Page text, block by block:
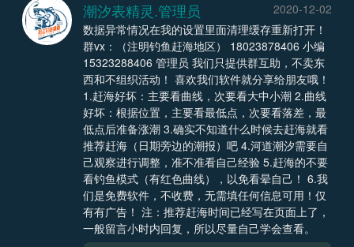
潮汐表精灵.管理员
2020-12-02
数据异常情况在我的设置里面清理缓存重新打开！
群vx：（注明钓鱼赶海地区） 18023878406 小编
15323288406 管理员 我们只提供群互助，不卖东
西和不组织活动！ 喜欢我们软件就分享给朋友哦！
1.赶海好坏：主要看曲线，次要看大中小潮 2.曲线
好坏：根据位置，主要看最低点，次要看落差，最
低点后准备涨潮 3.确实不知道什么时候去赶海就看
推荐赶海（日期旁边的潮报）吧 4.河道潮汐需要自
己观察进行调整，准不准看自己经验 5.赶海的不要
看钓鱼模式（有红色曲线），以免看晕自己！ 6.我
们是免费软件，不收费，无需填任何信息可用！仅
有有广告！ 注：推荐赶海时间已经写在页面上了，
一般留言小时内回复，所以尽量自己学会查看。